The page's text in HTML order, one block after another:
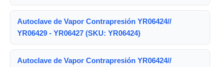
Autoclave de Vapor Contrapresión YR06424//
YR06429 - YR06427 (SKU: YR06424)
Autoclave de Vapor Contrapresión YR06424//